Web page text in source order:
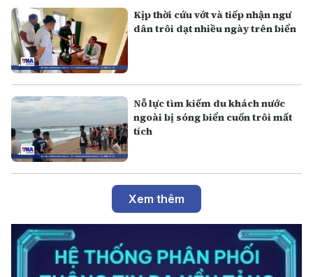
Kịp thời cứu vớt và tiếp nhận ngư
dân trôi dạt nhiều ngày trên biển
Nỗ lực tìm kiếm du khách nước
ngoài bị sóng biển cuốn trôi mất
tích
Xem thêm